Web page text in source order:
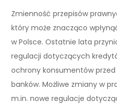
Zmienność przepisów
który może znacząco
w Polsce. Ostatnie lata
regulacji dotyczących
ochrony konsumentów
banków. Możliwe zmiany w
m.in. nowe regulacje